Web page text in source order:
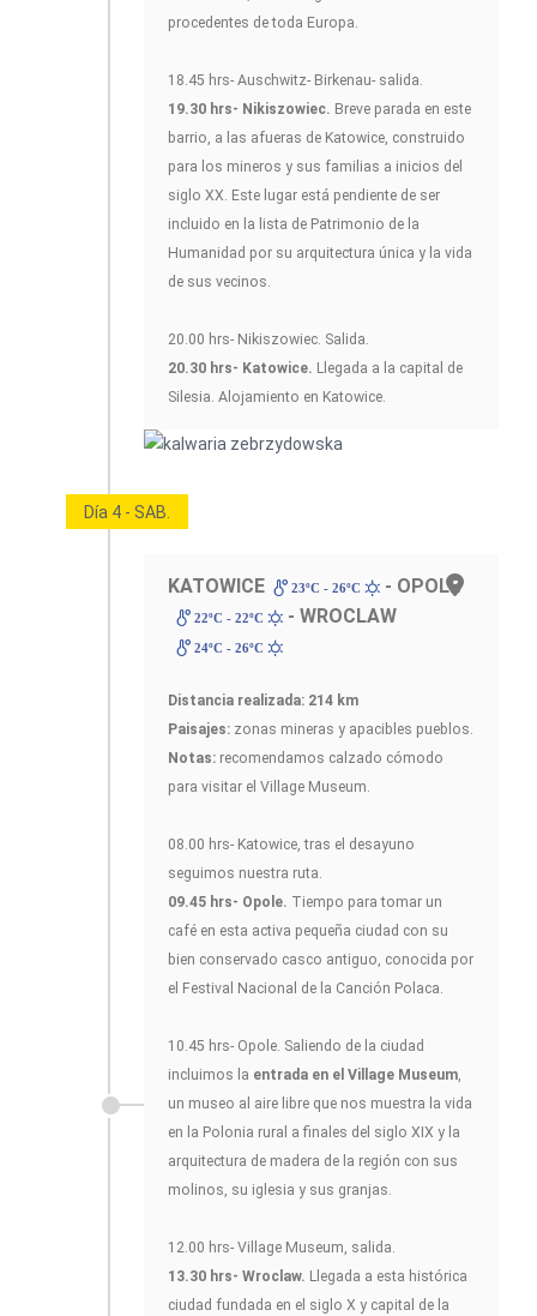
procedentes de toda Europa.
18.45 hrs- Auschwitz- Birkenau- salida.
19.30 hrs- Nikiszowiec. Breve parada en este
barrio, a las afueras de Katowice, construido
para los mineros y sus familias a inicios del
siglo XX. Este lugar está pendiente de ser
incluido en la lista de Patrimonio de la
Humanidad por su arquitectura única y la vida
de sus vecinos.
20.00 hrs- Nikiszowiec. Salida.
20.30 hrs- Katowice. Llegada a la capital de
Silesia. Alojamiento en Katowice.
Día 4 - SAB.
KATOWICE 23ºC - 26ºC - OPOLE
22ºC - 22ºC - WROCLAW
24ºC - 26ºC
Distancia realizada: 214 km
Paisajes: zonas mineras y apacibles pueblos.
Notas: recomendamos calzado cómodo
para visitar el Village Museum.
08.00 hrs- Katowice, tras el desayuno
seguimos nuestra ruta.
09.45 hrs- Opole. Tiempo para tomar un
café en esta activa pequeña ciudad con su
bien conservado casco antiguo, conocida por
el Festival Nacional de la Canción Polaca.
10.45 hrs- Opole. Saliendo de la ciudad
incluimos la entrada en el Village Museum,
un museo al aire libre que nos muestra la vida
en la Polonia rural a finales del siglo XIX y la
arquitectura de madera de la región con sus
molinos, su iglesia y sus granjas.
12.00 hrs- Village Museum, salida.
13.30 hrs- Wroclaw. Llegada a esta histórica
ciudad fundada en el siglo X y capital de la